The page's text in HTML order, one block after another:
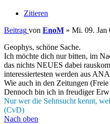
Zitieren
Beitrag von EnoM » Mi. 09. Jan
Geophys, schöne Sache.
Ich möchte dich nur bitten, im
das nichts NEUES dabei
interessiertesten werden aus
Wie auch in den Zeitungen
Dennoch bin ich in freudiger
Nur wer die Sehnsucht kennt,
(CvD)
Nach oben